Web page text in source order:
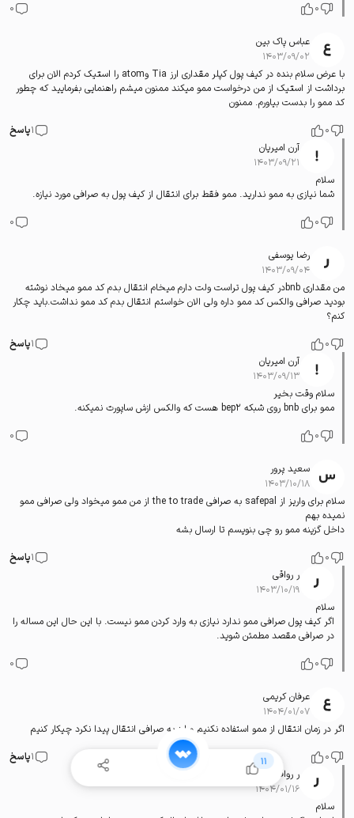
11
0
0
عباس پاک بین
۱۴۰۳/۰۹/۰۲
با عرض سلام بنده در کیف پول کپلر مقداری ارز Tia وatom را استیک کردم الان برای
برداشت از استیک از من درخواست ممو میکند ممنون میشم راهنمایی بفرمایید که چطور
کد ممو را بدست بیاورم. ممنون
0
1پاسخ
آرن امیریان
۱۴۰۳/۰۹/۲۱
سلام
شما نیازی به ممو ندارید. ممو فقط برای انتقال از کیف پول به صرافی مورد نیازه.
0
0
رضا یوسفی
۱۴۰۳/۰۹/۰۴
من مقداری bnbدر کیف پول تراست ولت دارم میخام انتقال بدم کد ممو میخاد نوشته
بودید صرافی والکس کد ممو داره ولی الان خواستم انتقال بدم کد ممو نداشت.باید چکار
کنم؟
0
1پاسخ
آرن امیریان
۱۴۰۳/۰۹/۱۳
سلام وقت بخیر
ممو برای bnb روی شبکه bep2 هست که والکس ازش ساپورت نمیکنه.
0
0
سعید پرور
۱۴۰۳/۱۰/۱۸
سلام برای واریز از safepal به صرافی the to trade از من ممو میخواد ولی صرافی ممو
نمیده بهم
داخل گزینه ممو رو چی بنویسم تا ارسال بشه
0
1پاسخ
ر رواقی
۱۴۰۳/۱۰/۱۹
سلام
اگر کیف پول صرافی ممو ندارد نیازی به وارد کردن ممو نیست. با این حال این مساله را
در صرافی مقصد مطمئن شوید.
0
0
عرفان کریمی
۱۴۰۴/۰۱/۰۷
اگر در زمان انتقال از ممو استفاده نکنیم و ارز به صرافی انتقال پیدا نکرد چیکار کنیم
0
1پاسخ
ر رواقی
۱۴۰۴/۰۱/۱۶
سلام